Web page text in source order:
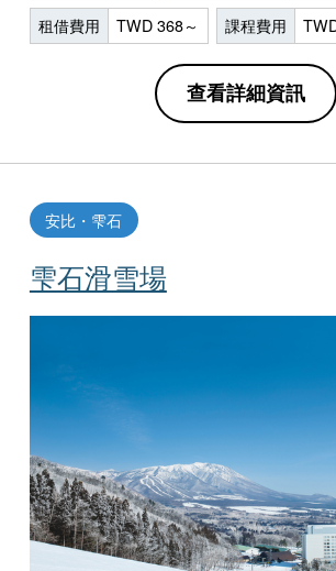
租借費用 TWD 368～ 課程費用
查看詳細資訊
雫石滑雪場
安比・雫石